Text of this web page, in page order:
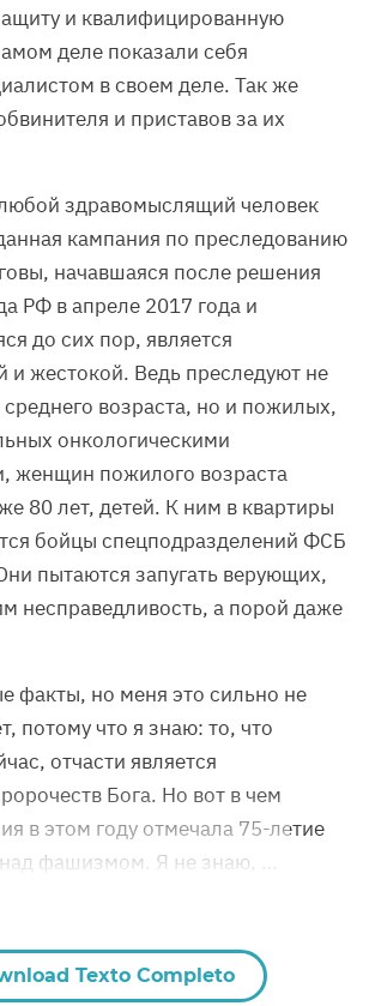
и квалифицированную
деле показали себя
в своем деле. Так же
и приставов за их
здравомыслящий человек
кампания по преследованию
начавшаяся после решения
РФ в апреле 2017 года и
до сих пор, является
и жестокой. Ведь преследуют не
возраста, но и пожилых,
онкологическими
женщин пожилого возраста
80 лет, детей. К ним в квартиры
бойцы спецподразделений ФСБ
пытаются запугать верующих,
несправедливость, а порой даже
факты, но меня это сильно не
потому что я знаю: то, что
отчасти является
Бога. Но вот в чем
в этом году отмечала 75-летие
фашизмом. Я не знаю, …
Texto Completo